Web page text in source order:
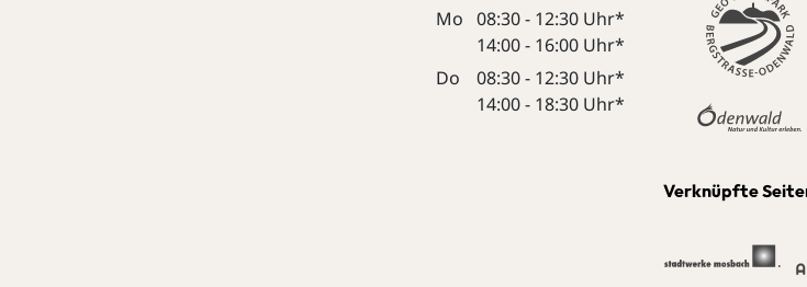
Mo
08:30 - 12:30 Uhr*
14:00 - 16:00 Uhr*
Do
08:30 - 12:30 Uhr*
14:00 - 18:30 Uhr*
Verknüpfte